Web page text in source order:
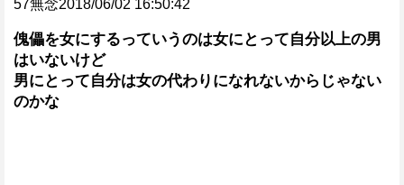
57無念2018/06/02 16:50:42
傀儡を女にするっていうのは女にとって自分以上の男
はいないけど
男にとって自分は女の代わりになれないからじゃない
のかな